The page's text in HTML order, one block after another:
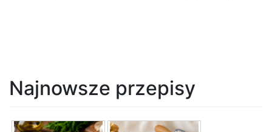
Najnowsze przepisy